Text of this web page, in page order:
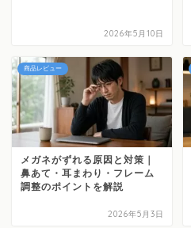
2026年5月10日
商品レビュー
メガネがずれる原因と対策｜
鼻あて・耳まわり・フレーム
調整のポイントを解説
2026年5月3日